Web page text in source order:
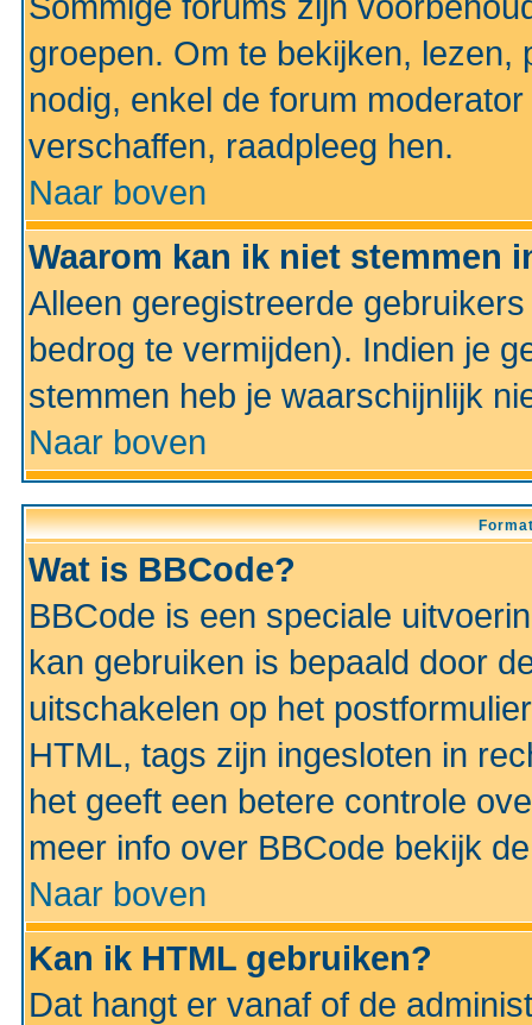
groepen. Om te bekijken, lezen,
nodig, enkel de forum
verschaffen, raadpleeg hen.
Naar boven
Waarom kan ik niet stemmen
Alleen geregistreerde
bedrog te vermijden). Indien je
stemmen heb je waarschijnlijk
Naar boven
Wat is BBCode?
BBCode is een speciale
kan gebruiken is bepaald door
uitschakelen op het
HTML, tags zijn ingesloten in
het geeft een betere controle
meer info over BBCode bekijk
Naar boven
Kan ik HTML gebruiken?
Dat hangt er vanaf of de